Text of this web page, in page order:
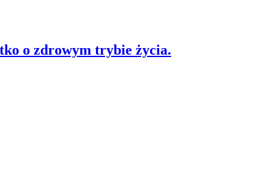
o zdrowym trybie życia.